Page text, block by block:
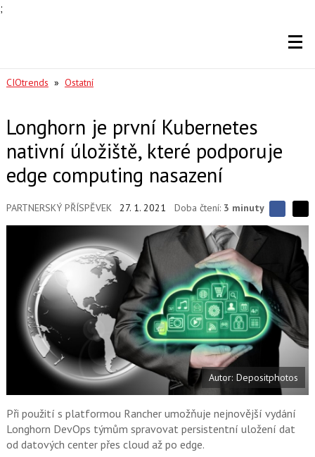
;
CIOtrends » Ostatní
Longhorn je první Kubernetes
nativní úložiště, které podporuje
edge computing nasazení
PARTNERSKÝ PŘÍSPĚVEK 27. 1. 2021 Doba čtení: 3 minuty S
d
e
t
S
d
t
n
a
F
a
c
b
o
o
k
u
í
l
n
í
t
X
Autor: Depositphotos
Při použití s platformou Rancher umožňuje nejnovější vydání
Longhorn DevOps týmům spravovat persistentní uložení dat
od datových center přes cloud až po edge.